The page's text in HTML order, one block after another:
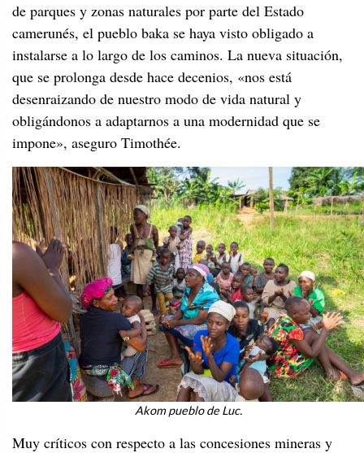
de parques y zonas naturales por parte del Estado
camerunés, el pueblo baka se haya visto obligado a
instalarse a lo largo de los caminos. La nueva situación,
que se prolonga desde hace decenios, «nos está
desenraizando de nuestro modo de vida natural y
obligándonos a adaptarnos a una modernidad que se
impone», aseguro Timothée.
Akom pueblo de Luc.
Muy críticos con respecto a las concesiones mineras y